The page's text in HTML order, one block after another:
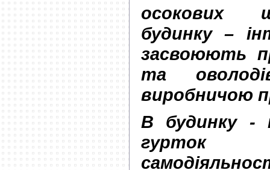
осокових
будинку –
засвоюють
та
виробничою
В будинку -
гурток